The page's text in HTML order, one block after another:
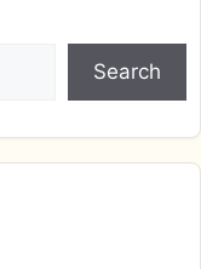
Search